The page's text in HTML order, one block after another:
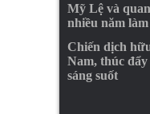
Mỹ Lệ và
nhiều năm
Chiến dịch
Nam, thúc
sáng suốt